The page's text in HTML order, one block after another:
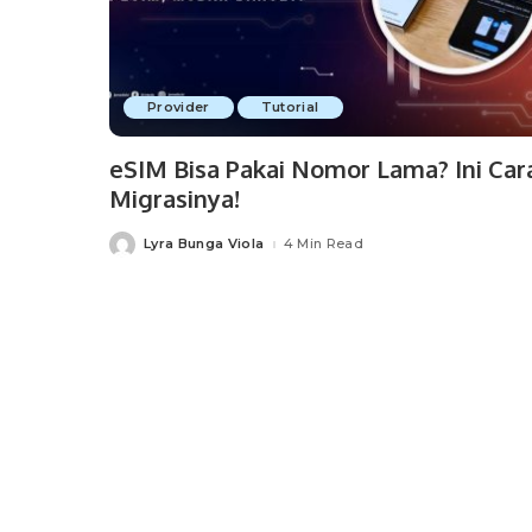
Provider Tutorial
eSIM Bisa Pakai Nomor Lama? Ini
Migrasinya!
PostedLyra Bunga Viola 4 Min Read